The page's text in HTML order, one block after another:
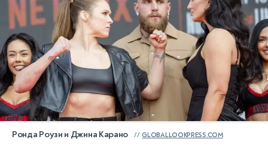
Ронда Роузи и Джина Карано GLOBALLOOKPRESS.COM